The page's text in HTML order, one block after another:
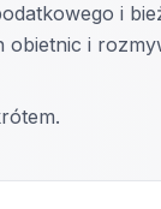
i
obietnic i